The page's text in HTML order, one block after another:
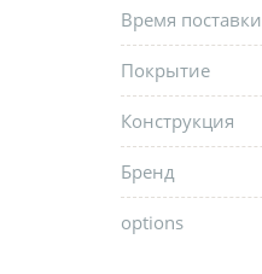
Время поставки
Покрытие
Конструкция
Бренд
options